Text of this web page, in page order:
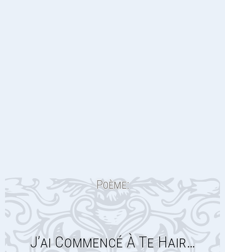
Poème:
J’ai Commencé À Te Hair…